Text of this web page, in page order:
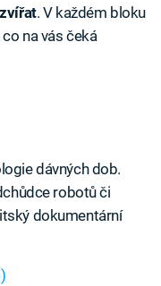
. V každém bloku
na vás čeká
dávných dob.
robotů či
dokumentární